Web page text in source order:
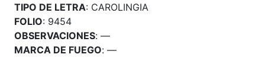
TIPO DE LETRA: CAROLINGIA
FOLIO: 9454
OBSERVACIONES: —
MARCA DE FUEGO: —